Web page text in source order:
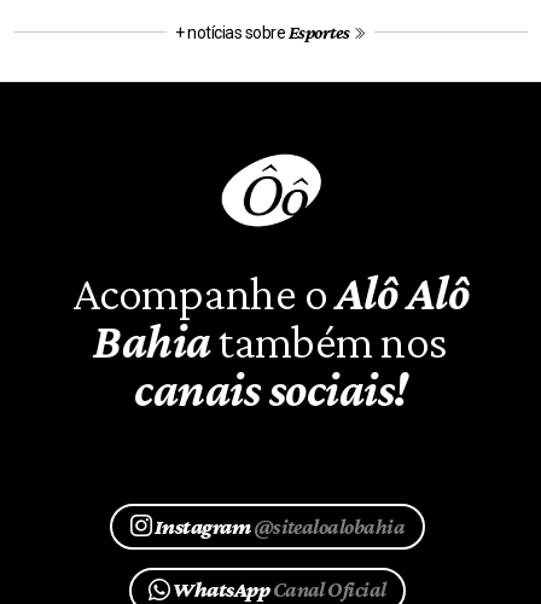
+ notícias sobre Esportes
Acompanhe oAlô Alô
Bahiatambém nos
canais sociais!
Instagram@sitealoalobahia
WhatsAppCanal Oficial